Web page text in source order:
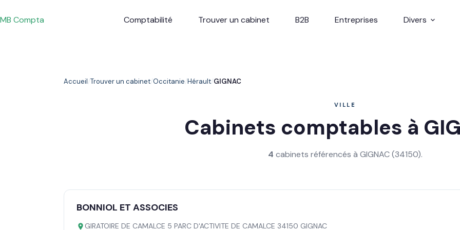
au
contenu
MB Compta Comptabilité Trouver un cabinet B2B Entreprises Divers
Accueil Trouver un cabinet Occitanie Hérault GIGNAC
VILLE
Cabinets comptables à
4 cabinets référencés à GIGNAC (34150).
BONNIOL ET ASSOCIES
GIRATOIRE DE CAMALCE 5 PARC D'ACTIVITE DE CAMALCE 34150 GIGNAC